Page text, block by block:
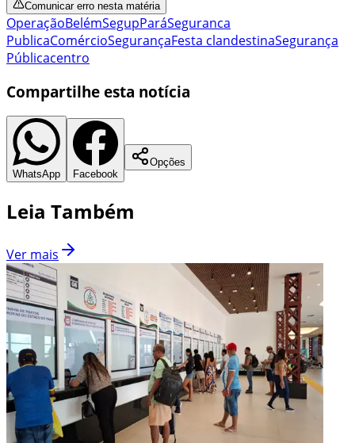
Comunicar erro nesta matéria
OperaçãoBelémSegupParáSeguranca
PublicaComércioSegurançaFesta clandestinaSegurança
Públicacentro
Compartilhe esta notícia
WhatsApp Facebook
Opções
Leia Também
Ver mais